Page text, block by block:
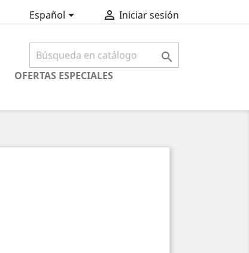
Español  Iniciar sesión

OFERTAS ESPECIALES